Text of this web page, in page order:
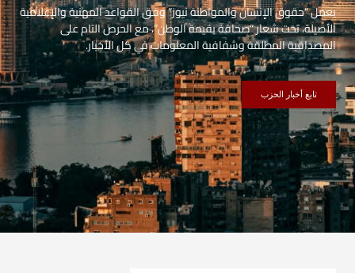
يعمل “حقوق الإنسان والمواطنة نيوز” وفق القواعد المهنية والإعلامية
الأصيلة، تحت شعار “صحافة بقيمة الوطن”، مع الحرص التام على
المصداقية المطلقة وشفافية المعلومات في كل الأخبار.
تابع أخبار الحزب